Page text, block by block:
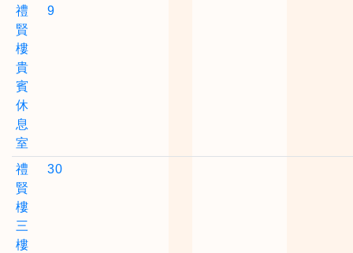
禮
賢
樓
貴
賓
休
息
室
9
禮
賢
樓
三
樓
30